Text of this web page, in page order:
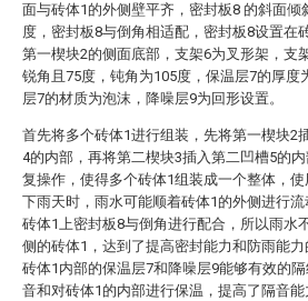
面与砖体1的外侧壁平齐，密封板8 的斜面倾
度，密封板8与倒角相适配，密封板8设置在
第一楔块2的侧面底部，支架6为叉形架，支
锐角且75度，钝角为105度，保温层7的厚度
层7的材质为泡沫，降噪层9为回形设置。
首先将多个砖体1进行组装，先将第一楔块2
4的内部，再将第二楔块3插入第二凹槽5的
复操作，使得多个砖体1组装成一个整体，使
下雨天时，雨水可能顺着砖体1的外侧进行
砖体1上密封板8与倒角进行配合，所以雨水
侧的砖体1，达到了提高密封能力和防雨能力
砖体1内部的保温层7和降噪层9能够有效的
音和对砖体1的内部进行保温，提高了隔音能